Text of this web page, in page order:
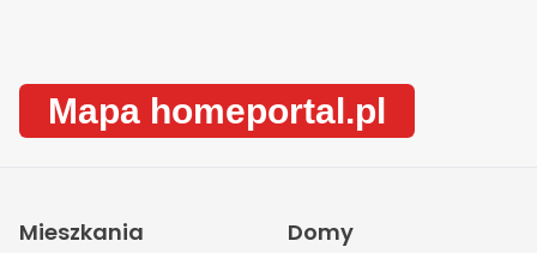
Mapa homeportal.pl
Mieszkania Domy